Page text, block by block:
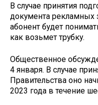
В случае принятия
документа рекламных
абонент будет
как возьмет трубку.
Общественное
4 января. В случае
Правительства оно
2023 года в течение